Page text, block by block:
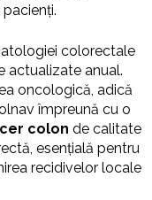
colorectale
actualizate anual.
oncologică, adică
împreună cu o
colon de calitate
esențială pentru
recidivelor locale